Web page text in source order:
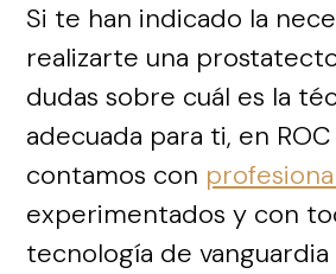
Si te han indicado la
realizarte una
dudas sobre cuál es la
adecuada para ti, en
contamos con
experimentados y con
tecnología de vanguardia